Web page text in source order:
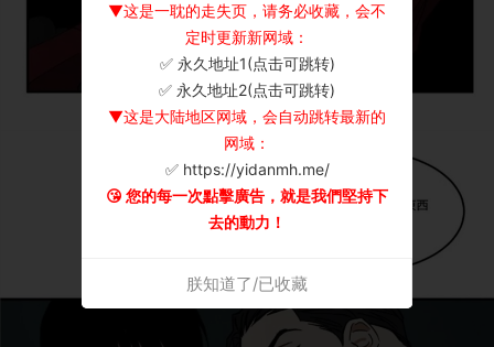
▼这是一耽的走失页，请务必收藏，会不
定时更新新网域：
✅ 永久地址1(点击可跳转)
✅ 永久地址2(点击可跳转)
▼这是大陆地区网域，会自动跳转最新的
网域：
✅ https://yidanmh.me/
😘 您的每一次點擊廣告，就是我們堅持下
去的動力！
朕知道了/已收藏